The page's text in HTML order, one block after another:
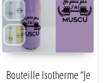
Bouteille Isotherme “Je